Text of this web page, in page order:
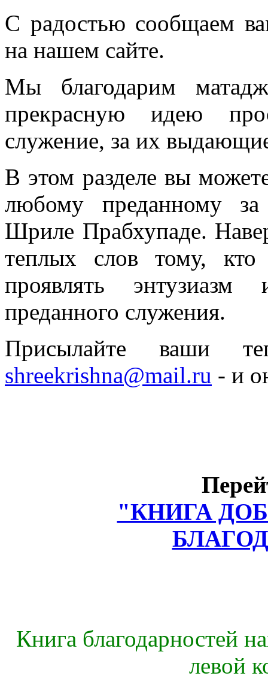
С радостью сообщаем
на нашем сайте.
Мы
благодарим
прекрасную идею
служение, за их
В этом разделе вы
любому преданному
Шриле Прабхупаде.
теплых слов тому, кто
проявлять
преданного служения.
Присылайте ваши
shreekrishna@mail.ru - и
"КНИГА
Книга благодарностей
левой